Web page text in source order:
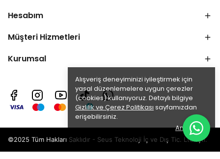
Alışveriş deneyiminizi iyileştirmek için
yasal düzenlemelere uygun çerezler
(cookies) kullanıyoruz. Detaylı bilgiye
Gizlilik ve Çerez Politikası sayfamızdan
erişebilirsiniz.
Anladım
Hesabım
Müşteri Hizmetleri
Kurumsal
©2025 Tüm Hakları Saklıdır - Seus Teknoloji İç ve Dış Tic. Ltd. Şti.